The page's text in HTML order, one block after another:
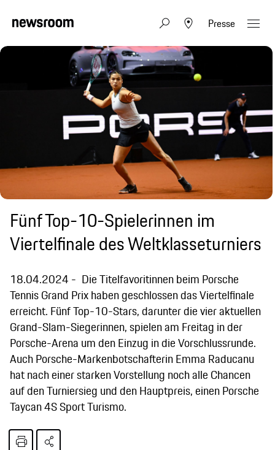
Presse
Fünf Top-10-Spielerinnen im
Viertelfinale des Weltklasseturniers
18.04.2024
Die Titelfavoritinnen beim Porsche
Tennis Grand Prix haben geschlossen das Viertelfinale
erreicht. Fünf Top-10-Stars, darunter die vier aktuellen
Grand-Slam-Siegerinnen, spielen am Freitag in der
Porsche-Arena um den Einzug in die Vorschlussrunde.
Auch Porsche-Markenbotschafterin Emma Raducanu
hat nach einer starken Vorstellung noch alle Chancen
auf den Turniersieg und den Hauptpreis, einen Porsche
Taycan 4S Sport Turismo.